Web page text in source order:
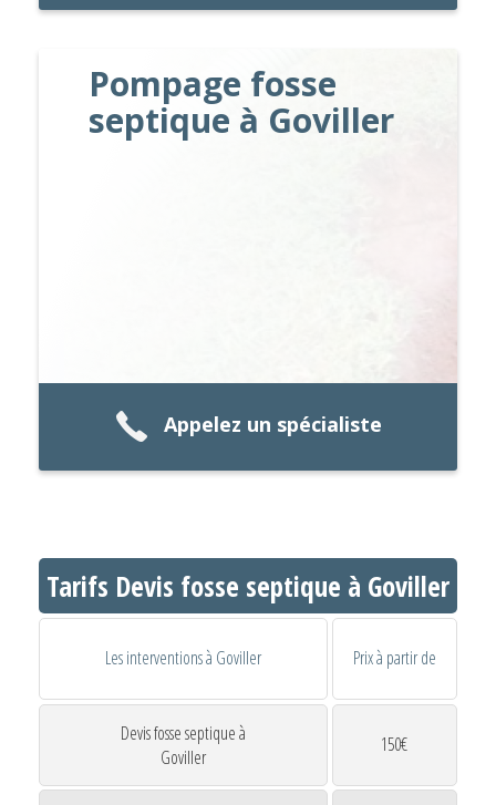
Pompage fosse
septique à Goviller
Appelez un spécialiste
Tarifs Devis fosse septique à Goviller
Les interventions à Goviller Prix à partir de
Devis fosse septique à
Goviller
150€